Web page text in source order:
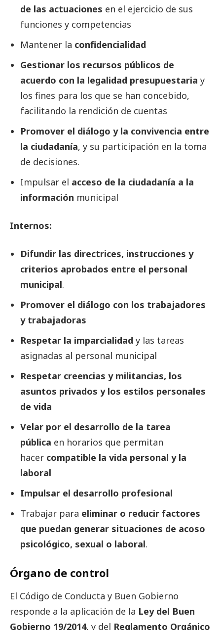
de las actuaciones en el ejercicio de sus
funciones y competencias
Mantener la confidencialidad
Gestionar los recursos públicos de
acuerdo con la legalidad presupuestaria y
los fines para los que se han concebido,
facilitando la rendición de cuentas
Promover el diálogo y la convivencia entre
la ciudadanía, y su participación en la toma
de decisiones.
Impulsar el acceso de la ciudadanía a la
información municipal
Internos:
Difundir las directrices, instrucciones y
criterios aprobados entre el personal
municipal.
Promover el diálogo con los trabajadores
y trabajadoras
Respetar la imparcialidad y las tareas
asignadas al personal municipal
Respetar creencias y militancias, los
asuntos privados y los estilos personales
de vida
Velar por el desarrollo de la tarea
pública en horarios que permitan
hacer compatible la vida personal y la
laboral
Impulsar el desarrollo profesional
Trabajar para eliminar o reducir factores
que puedan generar situaciones de acoso
psicológico, sexual o laboral.
Órgano de control
El Código de Conducta y Buen Gobierno
responde a la aplicación de la Ley del Buen
Gobierno 19/2014, y del Reglamento Orgánico